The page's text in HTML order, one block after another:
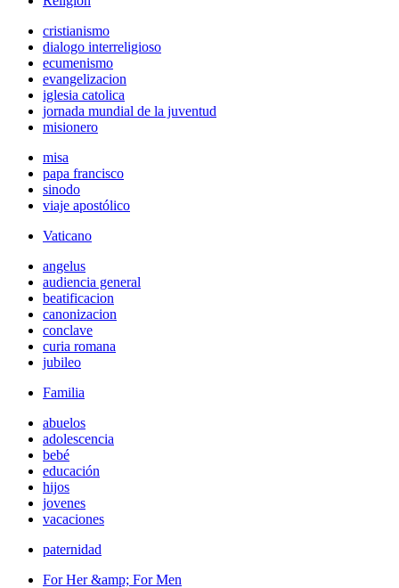
cristianismo
dialogo interreligioso
ecumenismo
evangelizacion
iglesia catolica
jornada mundial de la juventud
misionero
misa
papa francisco
sinodo
viaje apostólico
Vaticano
angelus
audiencia general
beatificacion
canonizacion
conclave
curia romana
jubileo
Familia
abuelos
adolescencia
bebé
educación
hijos
jovenes
vacaciones
paternidad
For Her &amp; For Men